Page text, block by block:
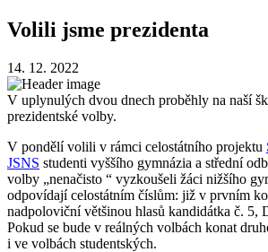
Volili jsme prezidenta
14. 12. 2022
V uplynulých dvou dnech proběhly na naší
prezidentské volby.
V pondělí volili v rámci celostátního projektu
JSNS studenti vyššího gymnázia a střední
volby „nenačisto “ vyzkoušeli žáci nižšího
odpovídají celostátním číslům: již v prvním
nadpoloviční většinou hlasů kandidátka č. 5,
Pokud se bude v reálných volbách konat
i ve volbách studentských.